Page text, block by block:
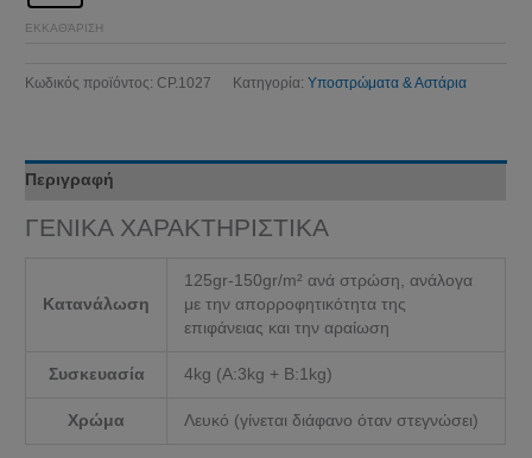
ΕΚΚΑΘΆΡΙΣΗ
Κωδικός προϊόντος: CP.1027 Κατηγορία:Υποστρώματα & Αστάρια
Περιγραφή
ΓΕΝΙΚΑ ΧΑΡΑΚΤΗΡΙΣΤΙΚΑ
Κατανάλωση
125gr-150gr/m² ανά στρώση, ανάλογα
με την απορροφητικότητα της
επιφάνειας και την αραίωση
Συσκευασία 4kg (A:3kg + B:1kg)
Χρώμα Λευκό (γίνεται διάφανο όταν στεγνώσει)